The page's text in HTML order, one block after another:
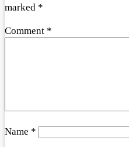
marked *
Comment *
Name *